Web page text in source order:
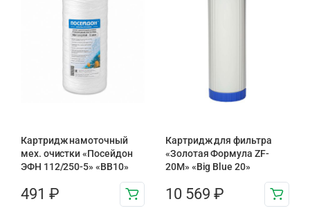
Картридж намоточный
мех. очистки «Посейдон
ЭФН 112/250-5» «BB10»
491 ₽
Картридж для фильтра
«Золотая Формула ZF-
20М» «Big Blue 20»
10 569 ₽